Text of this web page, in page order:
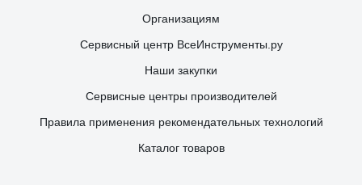
Организациям
Сервисный центр ВсеИнструменты.ру
Наши закупки
Сервисные центры производителей
Правила применения рекомендательных технологий
Каталог товаров